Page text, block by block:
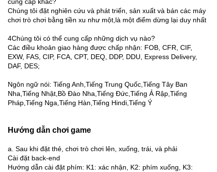
Chúng tôi đặt nghiên cứu và phát triển, sản xuất và bán các máy
chơi trò chơi bằng tiền xu như một,là một điểm dừng lại duy nhất
4Chúng tôi có thể cung cấp những dịch vụ nào?
Các điều khoản giao hàng được chấp nhận: FOB, CFR, CIF,
EXW, FAS, CIP, FCA, CPT, DEQ, DDP, DDU, Express Delivery,
DAF, DES;
Ngôn ngữ nói: Tiếng Anh,Tiếng Trung Quốc,Tiếng Tây Ban
Nha,Tiếng Nhật,Bồ Đào Nha,Tiếng Đức,Tiếng Ả Rập,Tiếng
Pháp,Tiếng Nga,Tiếng Hàn,Tiếng Hindi,Tiếng Ý
Hướng dẫn chơi game
a. Sau khi đặt thẻ, chơi trò chơi lên, xuống, trái, và phải
Cài đặt back-end
Hướng dẫn cài đặt phím: K1: xác nhận, K2: phím xuống, K3: